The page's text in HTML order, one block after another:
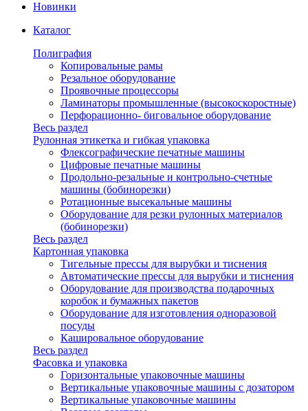
Новинки
Каталог
Полиграфия
Копировальные рамы
Резальное оборудование
Проявочные процессоры
Ламинаторы промышленные (высокоскоростные)
Перфорационно- биговальное оборудование
Весь раздел
Рулонная этикетка и гибкая упаковка
Флексографические печатные машины
Цифровые печатные машины
Продольно-резальные и контрольно-счетные
машины (бобинорезки)
Ротационные высекальные машины
Оборудование для резки рулонных материалов
(бобинорезки)
Весь раздел
Картонная упаковка
Тигельные прессы для вырубки и тиснения
Автоматические прессы для вырубки и тиснения
Оборудование для производства подарочных
коробок и бумажных пакетов
Оборудование для изготовления одноразовой
посуды
Кашировальное оборудование
Весь раздел
Фасовка и упаковка
Горизонтальные упаковочные машины
Вертикальные упаковочные машины с дозатором
Вертикальные упаковочные машины